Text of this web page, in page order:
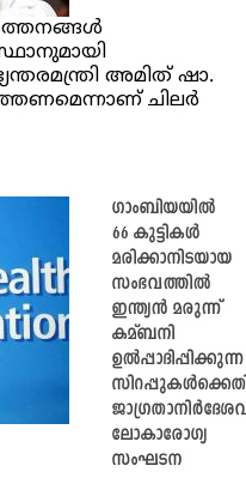
അമിത് ഷാ.
ചിലര്‍
ഗാംബിയയില്‍
66 കുട്ടികള്‍
മരിക്കാനിടയായ
സംഭവത്തില്‍
ഇന്ത്യന്‍ മരുന്ന്
കമ്ബനി
ഉല്‍പ്പാദിപ്പിക്കുന്ന
ലോകാരോഗ്യ
സംഘടന